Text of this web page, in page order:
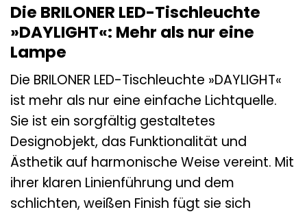
Die BRILONER LED-Tischleuchte
»DAYLIGHT«: Mehr als nur eine
Lampe
Die BRILONER LED-Tischleuchte »DAYLIGHT«
ist mehr als nur eine einfache Lichtquelle.
Sie ist ein sorgfältig gestaltetes
Designobjekt, das Funktionalität und
Ästhetik auf harmonische Weise vereint. Mit
ihrer klaren Linienführung und dem
schlichten, weißen Finish fügt sie sich